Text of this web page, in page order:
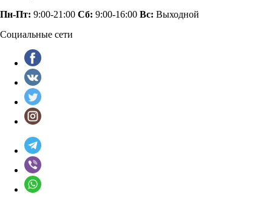
Пн-Пт: 9:00-21:00 Сб: 9:00-16:00 Вс: Выходной
Социальные сети